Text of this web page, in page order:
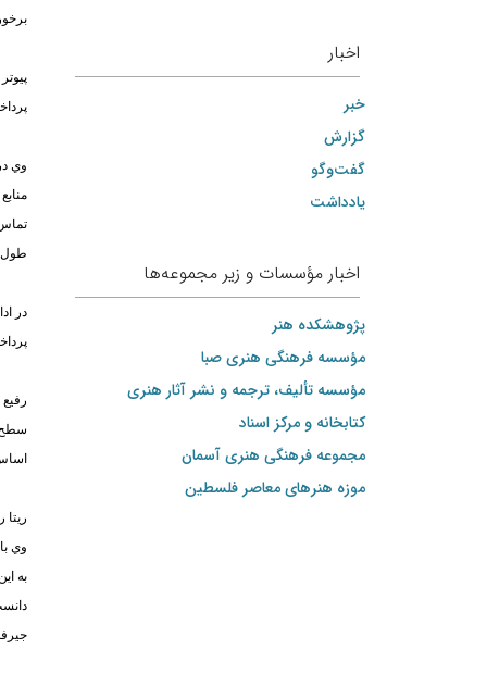
وي
طول
در
وي
به
اخبار
خبر
گزارش
گفت‌وگو
یادداشت
اخبار مؤسسات و زیر مجموعه‌ها
پژوهشکده هنر
مؤسسه فرهنگی هنری صبا
مؤسسه تألیف، ترجمه و نشر آثار هنری
کتابخانه و مرکز اسناد
مجموعه فرهنگی هنری آسمان
موزه هنرهای‌ معاصر فلسطین